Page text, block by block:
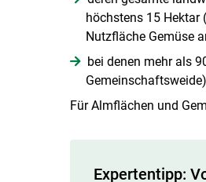
höchstens 15
Nutzfläche Gemüse
bei denen mehr als
Für Almflächen und
Expertentipp: